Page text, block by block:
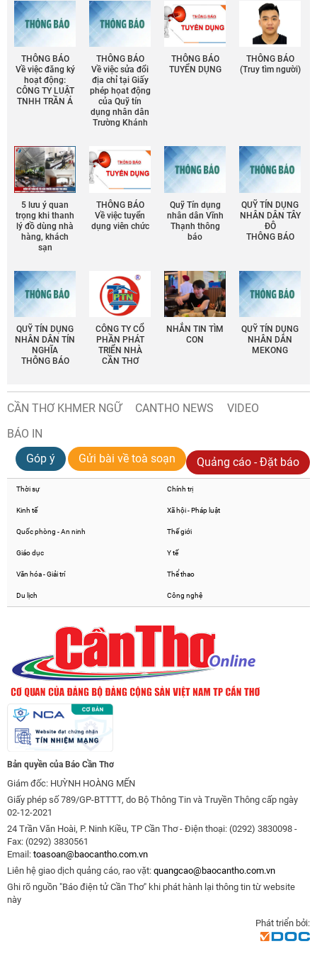
THÔNG BÁO
Về việc đăng ký
hoạt động:
CÔNG TY LUẬT
TNHH TRẦN Á
THÔNG BÁO
Về việc sửa đổi
địa chỉ tại Giấy
phép họat động
của Quỹ tín
dụng nhân dân
Trường Khánh
THÔNG BÁO
TUYỂN DỤNG
THÔNG BÁO
(Truy tìm người)
5 lưu ý quan
trọng khi thanh
lý đồ dùng nhà
hàng, khách
sạn
THÔNG BÁO
Về việc tuyển
dụng viên chức
Quỹ Tín dụng
nhân dân Vĩnh
Thạnh thông
báo
QUỸ TÍN DỤNG
NHÂN DÂN TÂY
ĐÔ
THÔNG BÁO
QUỸ TÍN DỤNG
NHÂN DÂN TÍN
NGHĨA
THÔNG BÁO
CÔNG TY CỔ
PHẦN PHÁT
TRIỂN NHÀ
CẦN THƠ
NHẮN TIN TÌM
CON
QUỸ TÍN DỤNG
NHÂN DÂN
MEKONG
CẦN THƠ KHMER NGỮ CANTHO NEWS
VIDEO
BÁO IN
Góp ý
Gửi bài về toà soạn Quảng cáo - Đặt báo
Thời sự Chính trị
Kinh tế Xã hội - Pháp luật
Quốc phòng - An ninh Thế giới
Giáo dục Y tế
Văn hóa - Giải trí Thể thao
Du lịch Công nghệ
Bản quyền của Báo Cần Thơ
Giám đốc: HUỲNH HOÀNG MẾN
Giấy phép số 789/GP-BTTTT, do Bộ Thông Tin và Truyền Thông cấp ngày
02-12-2021
24 Trần Văn Hoài, P. Ninh Kiều, TP Cần Thơ - Điện thoại: (0292) 3830098 -
Fax: (0292) 3830561
Email: toasoan@baocantho.com.vn
Liên hệ giao dịch quảng cáo, rao vặt: quangcao@baocantho.com.vn
Ghi rõ nguồn "Báo điện tử Cần Thơ" khi phát hành lại thông tin từ website
này
Phát triển bởi: